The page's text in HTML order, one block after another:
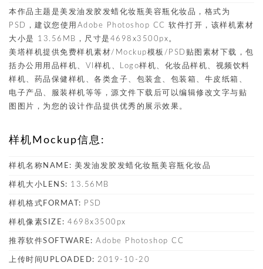
本作品主题是美发油发胶发蜡化妆瓶美容瓶化妆品，格式为
PSD，建议您使用Adobe Photoshop CC 软件打开，该样机素材
大小是 13.56MB，尺寸是4698x3500px。
美塔样机提供免费样机素材/Mockup模板/PSD贴图素材下载，包
括办公用用品样机、VI样机、Logo样机、化妆品样机、视频饮料
样机、药品保健样机、各类盒子、包装盒、包装箱、牛皮纸箱、
电子产品、服装样机等等，源文件下载后可以编辑修改文字与贴
图图片，为您的设计作品提供优秀的展示效果。
样机Mockup信息:
样机名称NAME: 美发油发胶发蜡化妆瓶美容瓶化妆品
样机大小LENS: 13.56MB
样机格式FORMAT: PSD
样机像素SIZE: 4698x3500px
推荐软件SOFTWARE: Adobe Photoshop CC
上传时间UPLOADED: 2019-10-20